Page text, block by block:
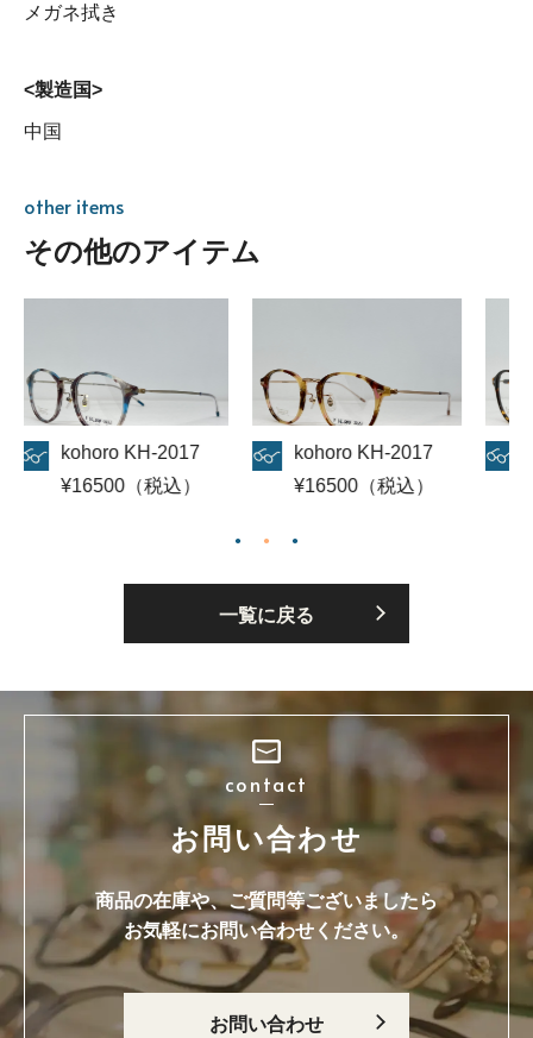
メガネ拭き
<製造国>
中国
other items
その他のアイテム
KH-2017
（税込）
kohoro KH-2017
¥16500（税込）
kohoro
一覧に戻る
contact
お問い合わせ
商品の在庫や、ご質問等ございましたら
お気軽にお問い合わせください。
お問い合わせ